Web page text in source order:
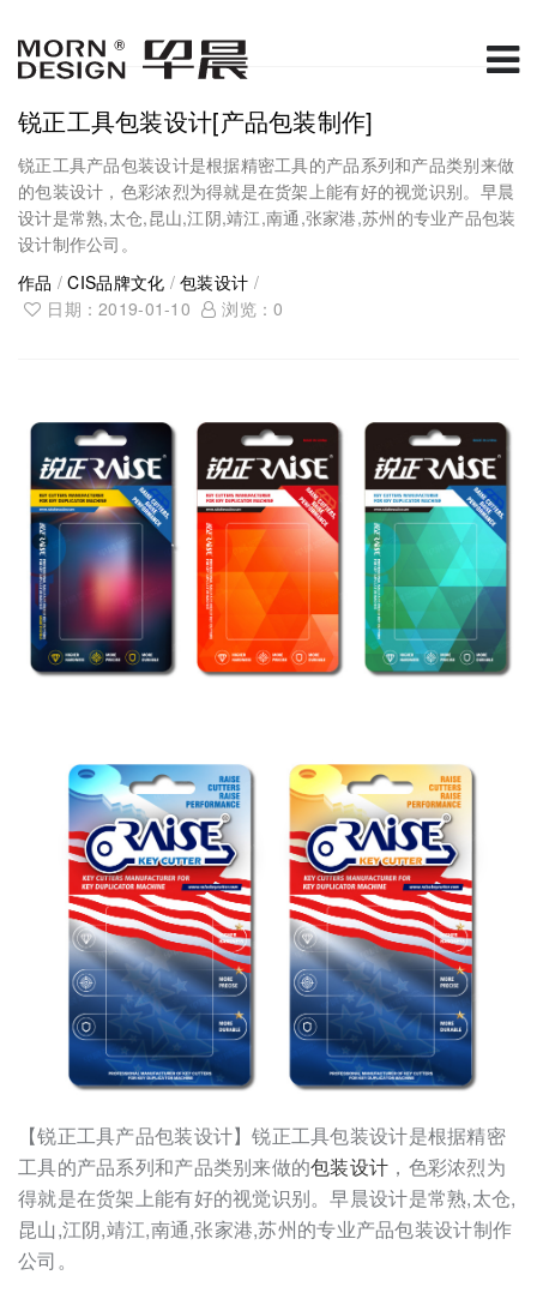
锐正工具包装设计[产品包装制作]
锐正工具产品包装设计是根据精密工具的产品系列和产品类别来做
的包装设计，色彩浓烈为得就是在货架上能有好的视觉识别。早晨
设计是常熟,太仓,昆山,江阴,靖江,南通,张家港,苏州的专业产品包装
设计制作公司。
作品 /CIS品牌文化 /包装设计 /
日期：2019-01-10
浏览：0
【锐正工具产品包装设计】锐正工具包装设计是根据精密
工具的产品系列和产品类别来做的包装设计 ，色彩浓烈为
得就是在货架上能有好的视觉识别。早晨设计是常熟,太仓,
昆山,江阴,靖江,南通,张家港,苏州的专业产品包装设计制作
公司。